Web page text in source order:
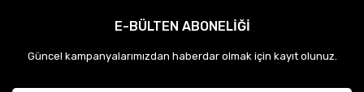
E-BÜLTEN ABONELİĞİ
Güncel kampanyalarımızdan haberdar olmak için kayıt olunuz.